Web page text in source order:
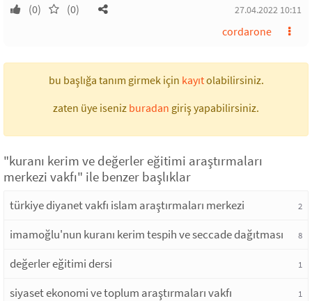
(0) (0) 27.04.2022 10:11
cordarone
bu başlığa tanım girmek için kayıtolabilirsiniz.
zaten üye iseniz buradan giriş yapabilirsiniz.
"kuranı kerim ve değerler eğitimi araştırmaları
merkezi vakfı" ile benzer başlıklar
türkiye diyanet vakfı islam araştırmaları merkezi 2
imamoğlu'nun kuranı kerim tespih ve seccade dağıtması 8
değerler eğitimi dersi 1
siyaset ekonomi ve toplum araştırmaları vakfı 1